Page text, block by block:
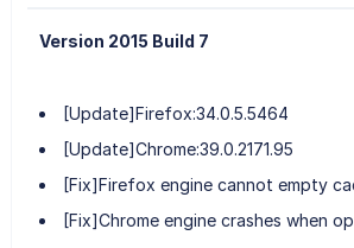
Version 2015 Build 7
[Update]Firefox:34.0.5.5464
[Update]Chrome:39.0.2171.95
[Fix]Firefox engine cannot empty
[Fix]Chrome engine crashes when